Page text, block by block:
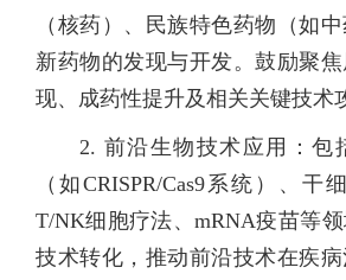
（核药）、民族特色药物（如
新药物的发现与开发。鼓励聚
现、成药性提升及相关关键技术
2. 前沿生物技术应用：包
（如CRISPR/Cas9系统）、干
T/NK细胞疗法、mRNA疫苗等
技术转化，推动前沿技术在疾